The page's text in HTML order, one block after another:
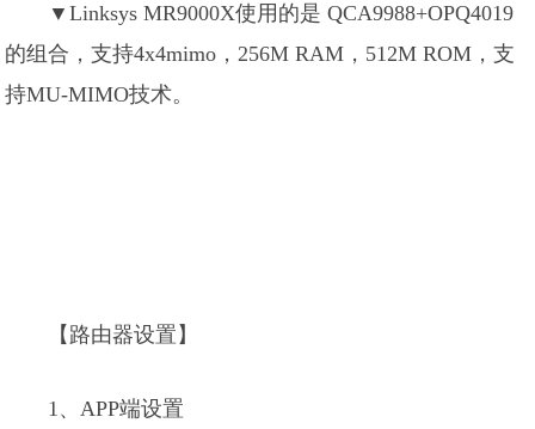
▼Linksys MR9000X使用的是 QCA9988+OPQ4019
的组合，支持4x4mimo，256M RAM，512M ROM，支
持MU-MIMO技术。
【路由器设置】
1、APP端设置